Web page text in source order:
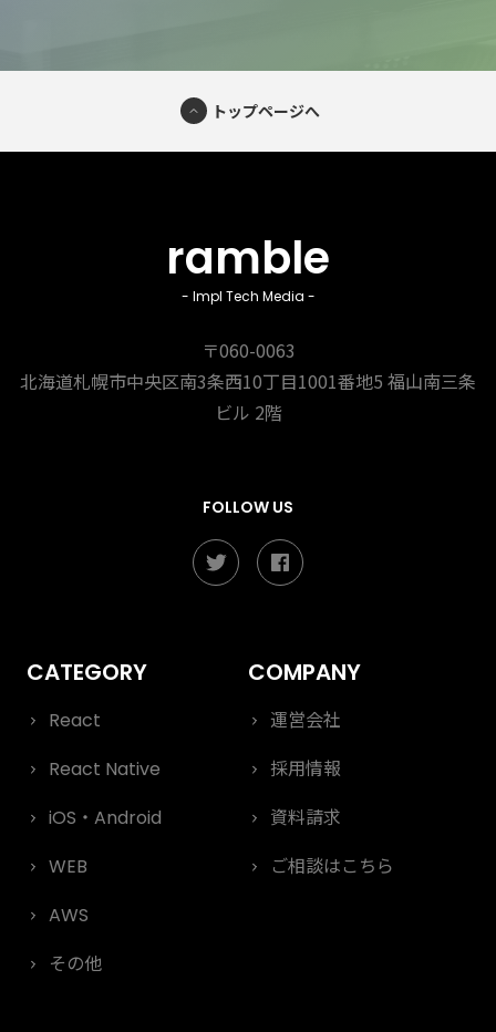
トップページへ
ramble
- Impl Tech Media -
〒060-0063
北海道札幌市中央区南3条西10丁目1001番地5 福山南三条
ビル 2階
FOLLOW US
React
React Native
iOS・Android
WEB
AWS
その他
運営会社
採用情報
資料請求
ご相談はこちら